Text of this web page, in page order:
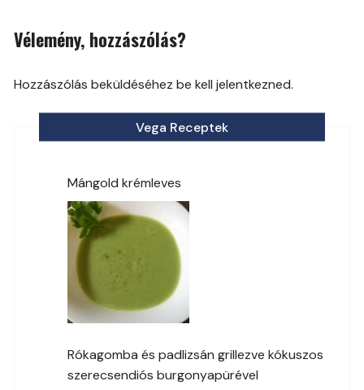
navigation
Vélemény, hozzászólás?
Hozzászólás beküldéséhez be kell jelentkezned.
Vega Receptek
Mángold krémleves
Rókagomba és padlizsán grillezve kókuszos
szerecsendiós burgonyapürével